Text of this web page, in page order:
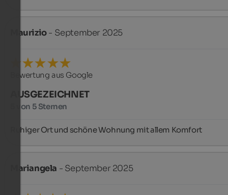
Maurizio- September 2025
Bewertung aus Google
AUSGEZEICHNET
5 von 5 Sternen
Ruhiger Ort und schöne Wohnung mit allem Komfort
Mariangela - September 2025